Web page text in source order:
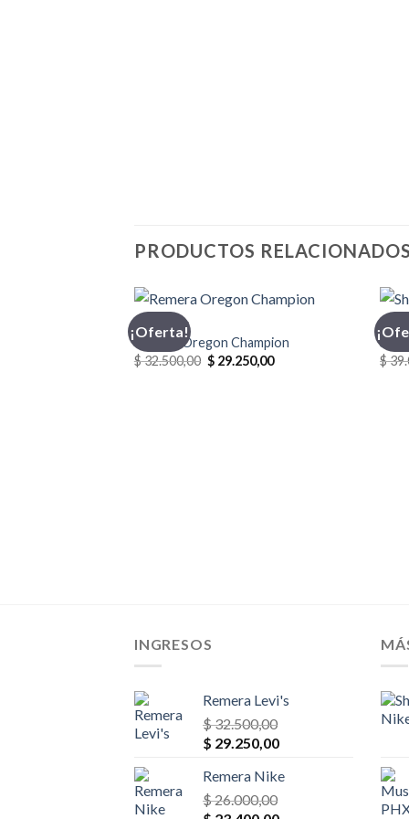
PRODUCTOS RELACIONADOS
¡Oferta!
CHAMPION
Remera Oregon Champion
$32.500,00 El
precio
$ 29.250,00El
$
INGRESOS
Remera Levi's
$32.500,00
El
original
era:
$ 29.250,00El
actual
Remera Nike
$26.000,00